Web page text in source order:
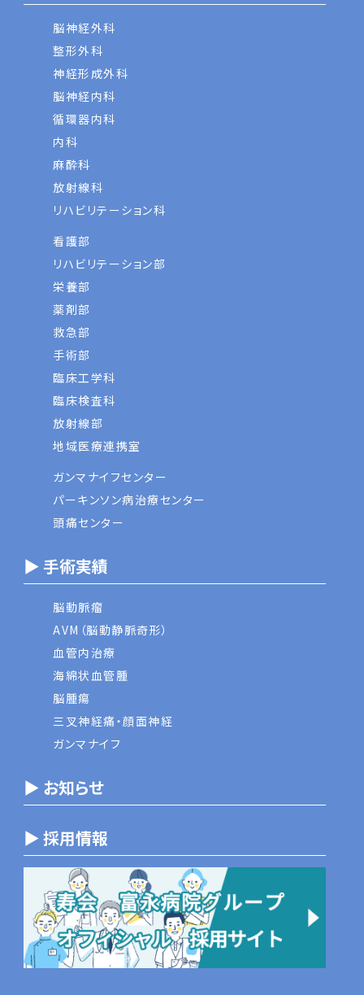
脳神経外科
整形外科
神経形成外科
脳神経内科
循環器内科
内科
麻酔科
放射線科
リハビリテーション科
看護部
リハビリテーション部
栄養部
薬剤部
救急部
手術部
臨床工学科
臨床検査科
放射線部
地域医療連携室
ガンマナイフセンター
パーキンソン病治療センター
頭痛センター
▶ 手術実績
脳動脈瘤
AVM（脳動静脈奇形）
血管内治療
海綿状血管腫
脳腫瘍
三叉神経痛・顔面神経
ガンマナイフ
▶ お知らせ
▶ 採用情報